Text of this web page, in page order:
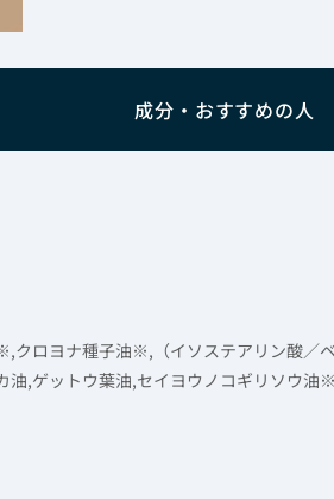
成分・おすすめの人
ロヨナ種子油※,（イソステアリン酸／
,ゲットウ葉油,セイヨウノコギリソウ油